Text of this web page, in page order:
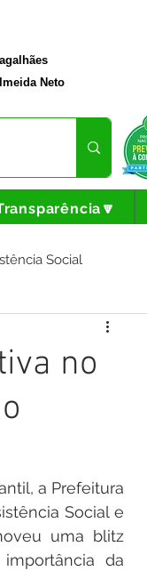
Neto
Social
Pesar
no
a Prefeitura
Social e
uma blitz
da